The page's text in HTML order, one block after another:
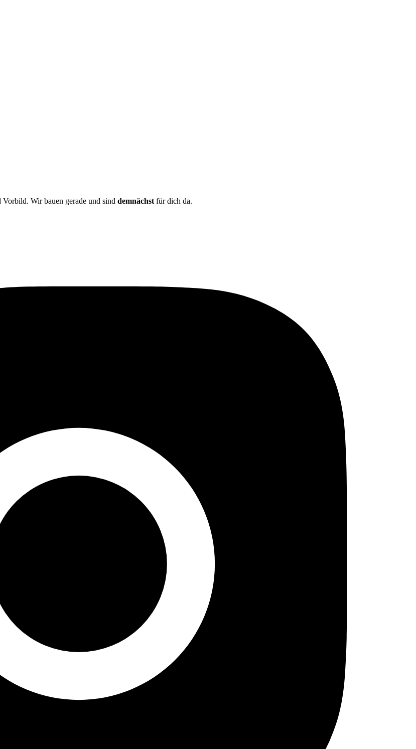
Wir bauen gerade und sind demnächst für dich da.